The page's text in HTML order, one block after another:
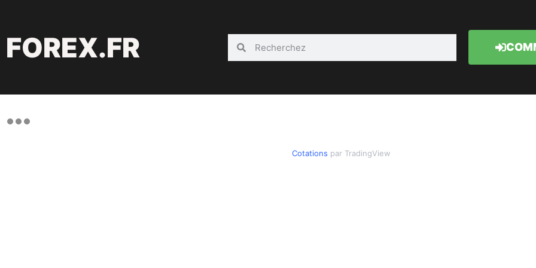
FOREX.FR
Cotations par TradingView